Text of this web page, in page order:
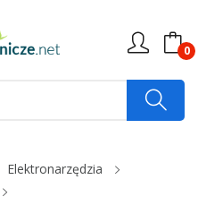
0
Elektronarzędzia